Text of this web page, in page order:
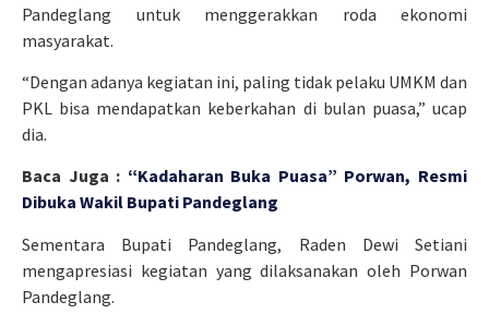
Pandeglang untuk menggerakkan roda ekonomi
masyarakat.
“Dengan adanya kegiatan ini, paling tidak pelaku UMKM dan
PKL bisa mendapatkan keberkahan di bulan puasa,” ucap
dia.
Baca Juga : “Kadaharan Buka Puasa” Porwan, Resmi
Dibuka Wakil Bupati Pandeglang
Sementara Bupati Pandeglang, Raden Dewi Setiani
mengapresiasi kegiatan yang dilaksanakan oleh Porwan
Pandeglang.